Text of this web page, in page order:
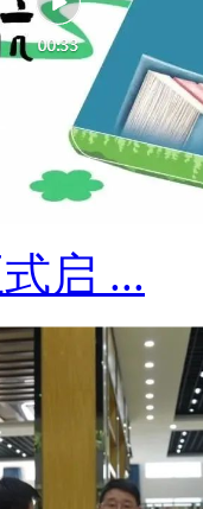
启 ...